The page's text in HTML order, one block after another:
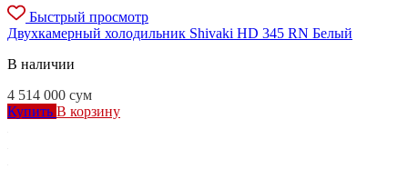
Быстрый просмотр
Двухкамерный холодильник Shivaki HD 345 RN Белый
В наличии
4 514 000 сум
Купить В корзину